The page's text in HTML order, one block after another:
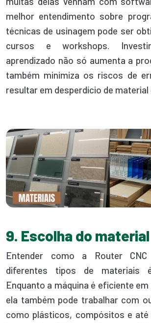
melhor entendimento sobre
técnicas de usinagem pode ser
cursos e workshops.
aprendizado não só aumenta a
também minimiza os riscos de
resultar em desperdício de material
9. Escolha do material
Entender como a Router
diferentes tipos de materiais
Enquanto a máquina é eficiente
ela também pode trabalhar com
como plásticos, compósitos e